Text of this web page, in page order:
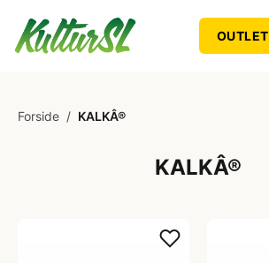
OUTLET
Forside / KALKÂ®
KALKÂ®